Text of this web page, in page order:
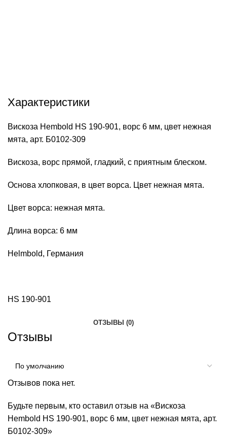
Характеристики
Вискоза Hembold HS 190-901, ворс 6 мм, цвет нежная
мята, арт. Б0102-309
Вискоза, ворс прямой, гладкий, с приятным блеском.
Основа хлопковая, в цвет ворса. Цвет нежная мята.
Цвет ворса: нежная мята.
Длина ворса: 6 мм
Helmbold, Германия
HS 190-901
ОТЗЫВЫ (0)
Отзывы
Отзывов пока нет.
Будьте первым, кто оставил отзыв на «Вискоза
Hembold HS 190-901, ворс 6 мм, цвет нежная мята, арт.
Б0102-309»